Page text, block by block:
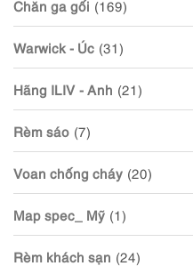
Chăn ga gối (169)
Warwick - Úc (31)
Hãng ILIV - Anh (21)
Rèm sáo (7)
Voan chống cháy (20)
Map spec_ Mỹ (1)
Rèm khách sạn (24)